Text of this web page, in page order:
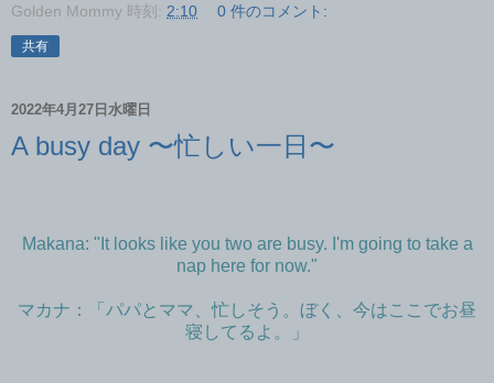
Golden Mommy 時刻: 2:10 0 件のコメント:
共有
2022年4月27日水曜日
A busy day 〜忙しい一日〜
Makana: "It looks like you two are busy. I'm going to take a
nap here for now."
マカナ：「パパとママ、忙しそう。ぼく、今はここでお昼
寝してるよ。」